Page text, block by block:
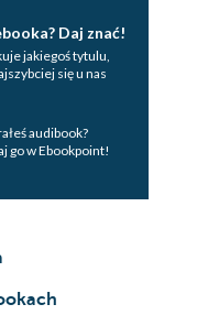
Daj znać!
jakiegoś tytulu,
się u nas
audibook?
go w Ebookpoint!